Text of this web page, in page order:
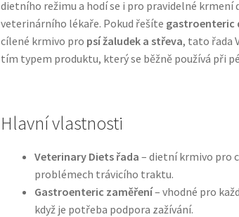
dietního režimu a hodí se i pro pravidelné krmení
veterinárního lékaře. Pokud řešíte gastroenteric
cílené krmivo pro psí žaludek a střeva, tato řada
tím typem produktu, který se běžně používá při
Hlavní vlastnosti
Veterinary Diets řada – dietní krmivo pro
problémech trávicího traktu.
Gastroenteric zaměření– vhodné pro
když je potřeba podpora zažívání.